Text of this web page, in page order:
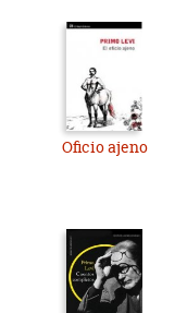
Oficio ajeno